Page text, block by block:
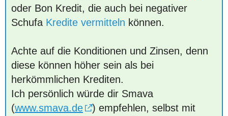
oder Bon Kredit, die auch bei negativer
Schufa Kredite vermitteln können.
Achte auf die Konditionen und Zinsen, denn
diese können höher sein als bei
herkömmlichen Krediten.
Ich persönlich würde dir Smava
(www.smava.de
) empfehlen, selbst mit